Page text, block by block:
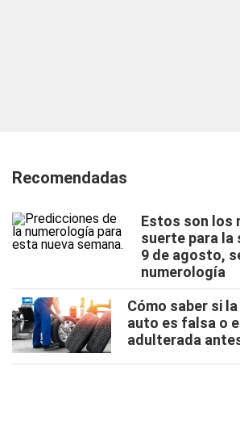
Recomendadas
Estos son los
suerte para la
9 de agosto,
numerología
Cómo saber si
auto es falsa o
adulterada